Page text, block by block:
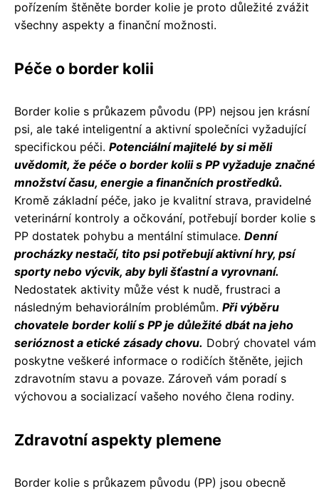
pořízením štěněte border kolie je proto důležité zvážit
všechny aspekty a finanční možnosti.
Péče o border kolii
Border kolie s průkazem původu (PP) nejsou jen krásní
psi, ale také inteligentní a aktivní společníci vyžadující
specifickou péči. Potenciální majitelé by si měli
uvědomit, že péče o border kolii s PP vyžaduje značné
množství času, energie a finančních prostředků.
Kromě základní péče, jako je kvalitní strava, pravidelné
veterinární kontroly a očkování, potřebují border kolie s
PP dostatek pohybu a mentální stimulace. Denní
procházky nestačí, tito psi potřebují aktivní hry, psí
sporty nebo výcvik, aby byli šťastní a vyrovnaní.
Nedostatek aktivity může vést k nudě, frustraci a
následným behaviorálním problémům. Při výběru
chovatele border kolií s PP je důležité dbát na jeho
serióznost a etické zásady chovu. Dobrý chovatel vám
poskytne veškeré informace o rodičích štěněte, jejich
zdravotním stavu a povaze. Zároveň vám poradí s
výchovou a socializací vašeho nového člena rodiny.
Zdravotní aspekty plemene
Border kolie s průkazem původu (PP) jsou obecně